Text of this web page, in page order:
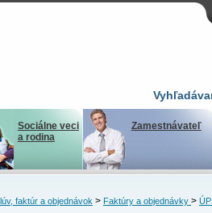
Sociálne veci
a rodina
Zamestnávateľ
faktúr a objednávok> Faktúry a objednávky >